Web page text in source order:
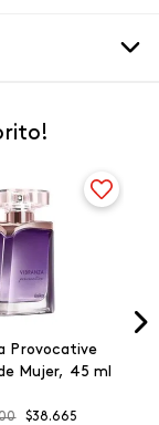
Provocative
Mujer, 45 ml
$38.665